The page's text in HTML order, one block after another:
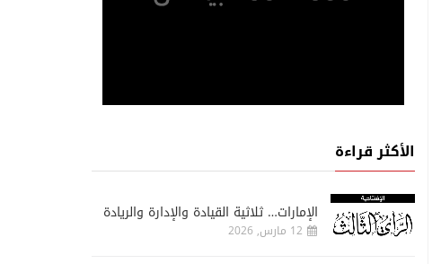
الأكثر قراءة
الإمارات… ثلاثية القيادة والإدارة والريادة
12 مارس, 2026